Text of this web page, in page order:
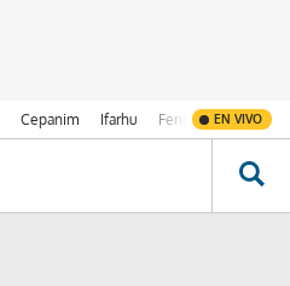
Cepanim Ifarhu Fenómeno de El
EN VIVO